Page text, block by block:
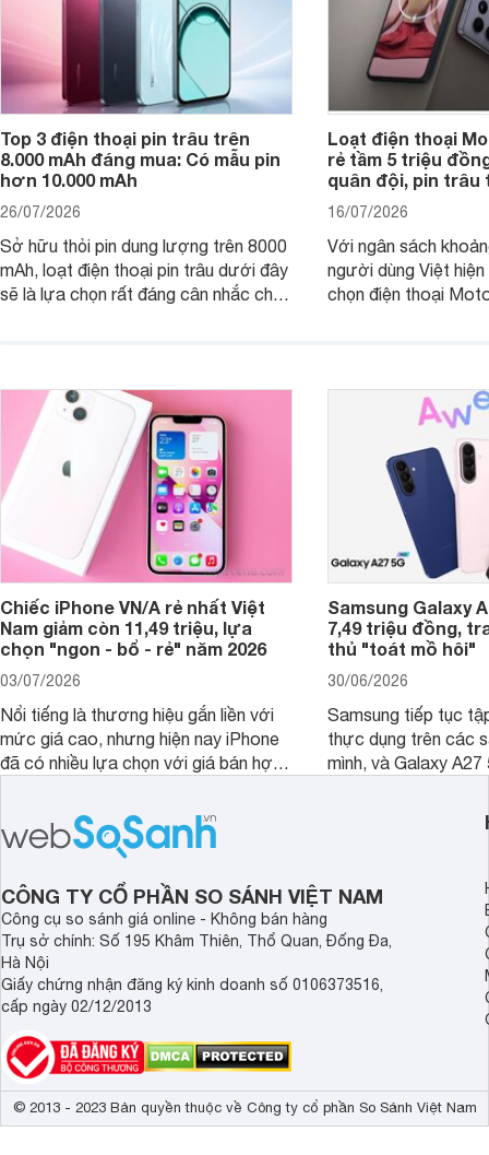
Top 3 điện thoại pin trâu trên
8.000 mAh đáng mua: Có mẫu pin
hơn 10.000 mAh
26/07/2026
Sở hữu thỏi pin dung lượng trên 8000
mAh, loạt điện thoại pin trâu dưới đây
sẽ là lựa chọn rất đáng cân nhắc cho
Loạt điện thoại
rẻ tầm 5 triệu
quân đội, pin trâu
16/07/2026
Với ngân sách
người dùng Việt
chọn điện thoại
Chiếc iPhone VN/A rẻ nhất Việt
Nam giảm còn 11,49 triệu, lựa
chọn "ngon - bổ - rẻ" năm 2026
03/07/2026
Nổi tiếng là thương hiệu gắn liền với
mức giá cao, nhưng hiện nay iPhone
đã có nhiều lựa chọn với giá bán hợp
Samsung Galaxy
7,49 triệu đồng,
thủ "toát mồ hôi"
30/06/2026
Samsung tiếp tục
thực dụng trên các
mình, và Galaxy
lượng với nhiều
CÔNG TY CỔ PHẦN SO SÁNH VIỆT NAM
Công cụ so sánh giá online - Không bán hàng
Trụ sở chính: Số 195 Khâm Thiên, Thổ Quan, Đống Đa,
Hà Nội
Giấy chứng nhận đăng ký kinh doanh số 0106373516,
cấp ngày 02/12/2013
© 2013 - 2023 Bản quyền thuộc về Công ty cổ phần So Sánh Việt Nam